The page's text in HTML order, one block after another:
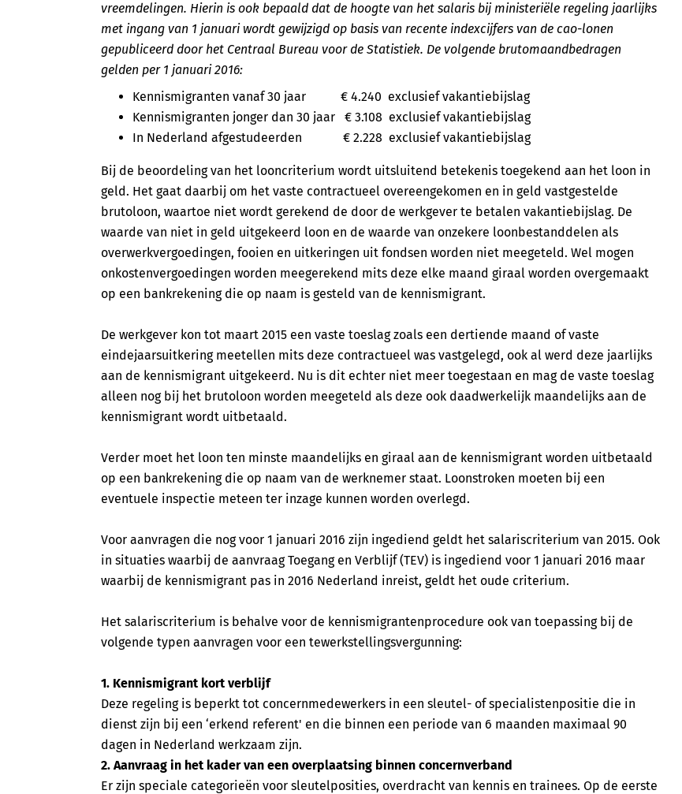
vreemdelingen. Hierin is ook bepaald dat de hoogte van het salaris bij ministeriële regeling jaarlijks
met ingang van 1 januari wordt gewijzigd op basis van recente indexcijfers van de cao-lonen
gepubliceerd door het Centraal Bureau voor de Statistiek. De volgende brutomaandbedragen
gelden per 1 januari 2016:
Kennismigranten vanaf 30 jaar € 4.240 exclusief vakantiebijslag
Kennismigranten jonger dan 30 jaar € 3.108 exclusief vakantiebijslag
In Nederland afgestudeerden € 2.228 exclusief vakantiebijslag
Bij de beoordeling van het looncriterium wordt uitsluitend betekenis toegekend aan het loon in
geld. Het gaat daarbij om het vaste contractueel overeengekomen en in geld vastgestelde
brutoloon, waartoe niet wordt gerekend de door de werkgever te betalen vakantiebijslag. De
waarde van niet in geld uitgekeerd loon en de waarde van onzekere loonbestanddelen als
overwerkvergoedingen, fooien en uitkeringen uit fondsen worden niet meegeteld. Wel mogen
onkostenvergoedingen worden meegerekend mits deze elke maand giraal worden overgemaakt
op een bankrekening die op naam is gesteld van de kennismigrant.
De werkgever kon tot maart 2015 een vaste toeslag zoals een dertiende maand of vaste
eindejaarsuitkering meetellen mits deze contractueel was vastgelegd, ook al werd deze jaarlijks
aan de kennismigrant uitgekeerd. Nu is dit echter niet meer toegestaan en mag de vaste toeslag
alleen nog bij het brutoloon worden meegeteld als deze ook daadwerkelijk maandelijks aan de
kennismigrant wordt uitbetaald.
Verder moet het loon ten minste maandelijks en giraal aan de kennismigrant worden uitbetaald
op een bankrekening die op naam van de werknemer staat. Loonstroken moeten bij een
eventuele inspectie meteen ter inzage kunnen worden overlegd.
Voor aanvragen die nog voor 1 januari 2016 zijn ingediend geldt het salariscriterium van 2015. Ook
in situaties waarbij de aanvraag Toegang en Verblijf (TEV) is ingediend voor 1 januari 2016 maar
waarbij de kennismigrant pas in 2016 Nederland inreist, geldt het oude criterium.
Het salariscriterium is behalve voor de kennismigrantenprocedure ook van toepassing bij de
volgende typen aanvragen voor een tewerkstellingsvergunning:
1. Kennismigrant kort verblijf
Deze regeling is beperkt tot concernmedewerkers in een sleutel- of specialistenpositie die in
dienst zijn bij een ‘erkend referent' en die binnen een periode van 6 maanden maximaal 90
dagen in Nederland werkzaam zijn.
2. Aanvraag in het kader van een overplaatsing binnen concernverband
Er zijn speciale categorieën voor sleutelposities, overdracht van kennis en trainees. Op de eerste